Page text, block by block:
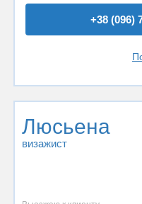
+38 (096)
Люсьена
визажист